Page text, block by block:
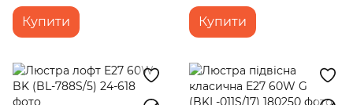
Купити Купити